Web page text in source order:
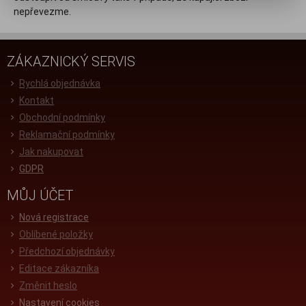
nepřevezme.
ZÁKAZNICKÝ SERVIS
Rychlá objednávka
Kontakt
Obchodní podmínky
Reklamační podmínky
Jak nakupovat
GDPR
MŮJ ÚČET
Nová registrace
Oblíbené položky
Předchozí objednávky
Editace zákazníka
Změnit heslo
Nastavení cookies